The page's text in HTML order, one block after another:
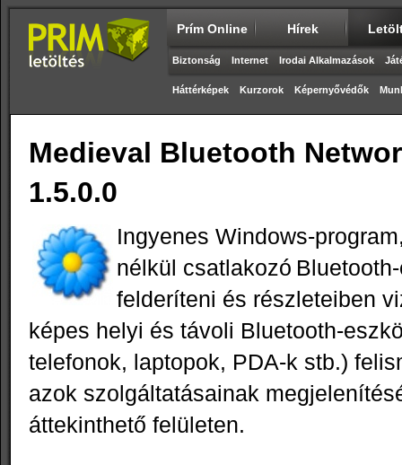
Prím Online Hírek
Biztonság Internet Irodai Alkalmazások
Háttérképek Kurzorok Képernyővédők
Medieval Bluetooth
1.5.0.0
Ingyenes
nélkül csatlakozó
felderíteni és részleteiben
képes helyi és távoli Bluetooth-
telefonok, laptopok, PDA-k stb.)
azok szolgáltatásainak
áttekinthető felületen.